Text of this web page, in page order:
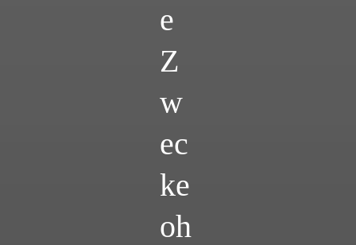
e
Z
w
ec
ke
oh